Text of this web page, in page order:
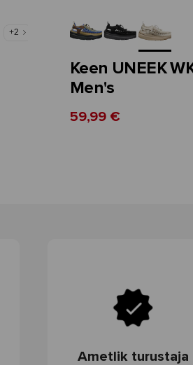
+2
Keen UNEEK
Men's
59,99 €
Ametlik turustaja